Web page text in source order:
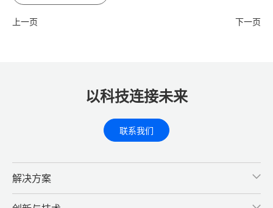
上一页 下一页
以科技连接未来
联系我们
解决方案